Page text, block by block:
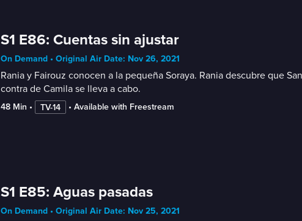
S1 E86: Cuentas sin ajustar
On Demand • Original Air Date: Nov 26, 2021
Rania y Fairouz conocen a la pequeña Soraya. Rania descubre que
contra de Camila se lleva a cabo.
48 Min • TV-14 • Available with Freestream
S1 E85: Aguas pasadas
On Demand • Original Air Date: Nov 25, 2021